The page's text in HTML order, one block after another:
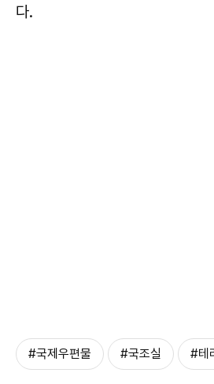
다.
#국제우편물 #국조실 #테